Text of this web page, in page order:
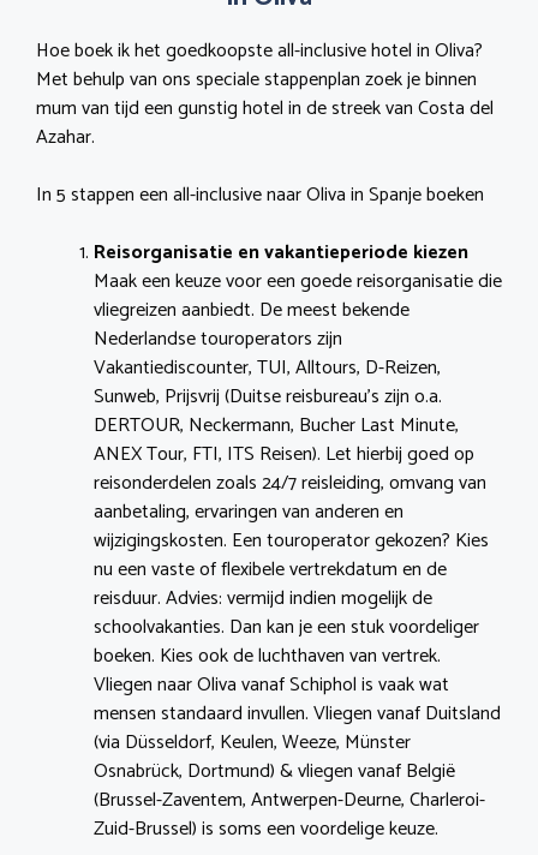
Hoe boek ik het goedkoopste all-inclusive hotel in Oliva?
Met behulp van ons speciale stappenplan zoek je binnen
mum van tijd een gunstig hotel in de streek van Costa del
Azahar.
In 5 stappen een all-inclusive naar Oliva in Spanje boeken
Reisorganisatie en vakantieperiode kiezen
Maak een keuze voor een goede reisorganisatie die
vliegreizen aanbiedt. De meest bekende
Nederlandse touroperators zijn
Vakantiediscounter, TUI, Alltours, D-Reizen,
Sunweb, Prijsvrij (Duitse reisbureau’s zijn o.a.
DERTOUR, Neckermann, Bucher Last Minute,
ANEX Tour, FTI, ITS Reisen). Let hierbij goed op
reisonderdelen zoals 24/7 reisleiding, omvang van
aanbetaling, ervaringen van anderen en
wijzigingskosten. Een touroperator gekozen? Kies
nu een vaste of flexibele vertrekdatum en de
reisduur. Advies: vermijd indien mogelijk de
schoolvakanties. Dan kan je een stuk voordeliger
boeken. Kies ook de luchthaven van vertrek.
Vliegen naar Oliva vanaf Schiphol is vaak wat
mensen standaard invullen. Vliegen vanaf Duitsland
(via Düsseldorf, Keulen, Weeze, Münster
Osnabrück, Dortmund) & vliegen vanaf België
(Brussel-Zaventem, Antwerpen-Deurne, Charleroi-
Zuid-Brussel) is soms een voordelige keuze.